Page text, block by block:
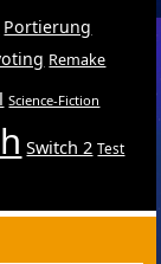
Portierung
Remake
Science-Fiction
Switch 2 Test